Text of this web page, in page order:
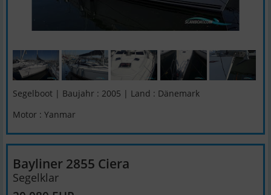
Segelboot | Baujahr : 2005 | Land : Dänemark
Motor : Yanmar
Bayliner 2855 Ciera
Segelklar